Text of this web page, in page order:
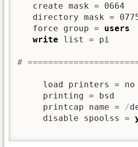
   create mask = 0664
directory mask =
   force group =
users
write list = pi
#
     load printers = no
     printing = bsd
     printcap name =
/
     disable spoolss =